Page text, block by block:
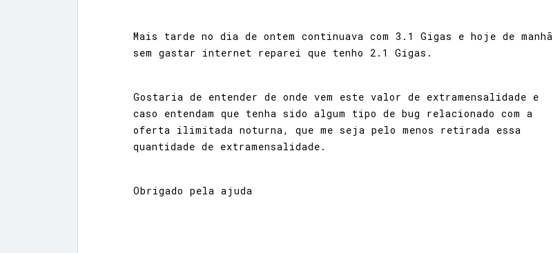
Mais tarde no dia de ontem continuava com 3.1 Gigas e hoje de manhã
sem gastar internet reparei que tenho 2.1 Gigas.
Gostaria de entender de onde vem este valor de extramensalidade e
caso entendam que tenha sido algum tipo de bug relacionado com a
oferta ilimitada noturna, que me seja pelo menos retirada essa
quantidade de extramensalidade.
Obrigado pela ajuda